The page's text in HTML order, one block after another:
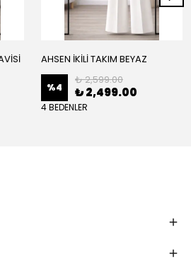
AHSEN İKİLİ TAKIM BEYAZ
%4
₺ 2,599.00
₺ 2,499.00
4 BEDENLER